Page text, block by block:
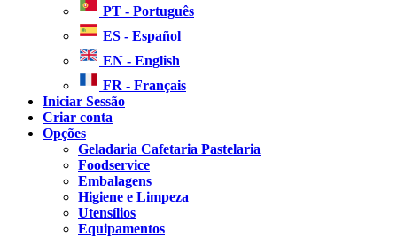
PT - Português
ES - Español
EN - English
FR - Français
Iniciar Sessão
Criar conta
Opções
Geladaria Cafetaria Pastelaria
Foodservice
Embalagens
Higiene e Limpeza
Utensílios
Equipamentos